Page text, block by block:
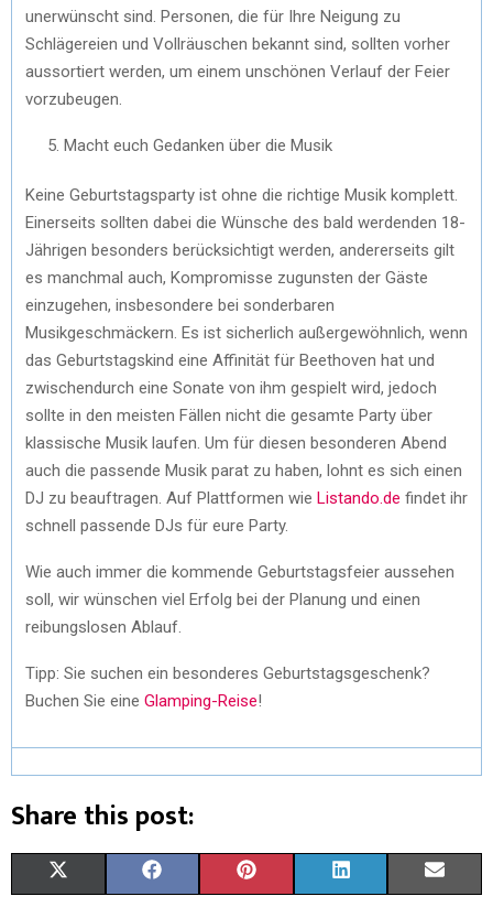
unerwünscht sind. Personen, die für Ihre Neigung zu
Schlägereien und Vollräuschen bekannt sind, sollten vorher
aussortiert werden, um einem unschönen Verlauf der Feier
vorzubeugen.
Macht euch Gedanken über die Musik
Keine Geburtstagsparty ist ohne die richtige Musik komplett.
Einerseits sollten dabei die Wünsche des bald werdenden 18-
Jährigen besonders berücksichtigt werden, andererseits gilt
es manchmal auch, Kompromisse zugunsten der Gäste
einzugehen, insbesondere bei sonderbaren
Musikgeschmäckern. Es ist sicherlich außergewöhnlich, wenn
das Geburtstagskind eine Affinität für Beethoven hat und
zwischendurch eine Sonate von ihm gespielt wird, jedoch
sollte in den meisten Fällen nicht die gesamte Party über
klassische Musik laufen. Um für diesen besonderen Abend
auch die passende Musik parat zu haben, lohnt es sich einen
DJ zu beauftragen. Auf Plattformen wie Listando.de findet ihr
schnell passende DJs für eure Party.
Wie auch immer die kommende Geburtstagsfeier aussehen
soll, wir wünschen viel Erfolg bei der Planung und einen
reibungslosen Ablauf.
Tipp: Sie suchen ein besonderes Geburtstagsgeschenk?
Buchen Sie eine Glamping-Reise!
Share this post: